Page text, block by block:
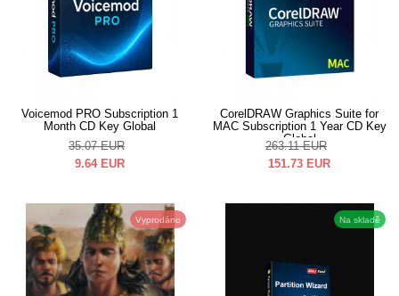
Voicemod PRO Subscription 1
Month CD Key Global
35.07 EUR
9.64 EUR
CorelDRAW Graphics Suite for
MAC Subscription 1 Year CD Key
Global
263.11 EUR
151.73 EUR
Vyprodáno Na skladě